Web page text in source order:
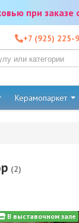
при заказе
+7 (925) 225-
Керамопаркет
(2)
В выставочном зале